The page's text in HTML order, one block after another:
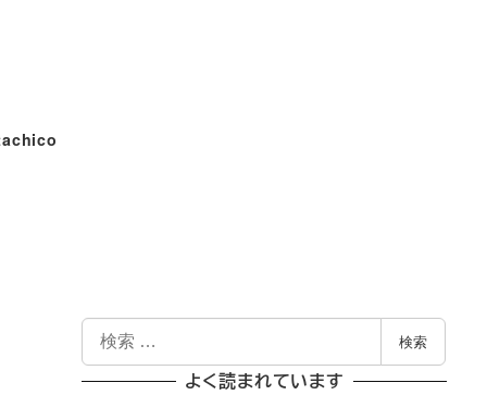
索
検索
よく読まれています